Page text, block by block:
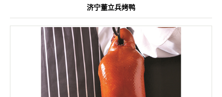
济宁董立兵烤鸭